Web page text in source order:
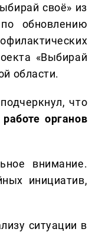
своё» из
обновлению
«Выбирай
области.
что
органов
внимание.
инициатив,
ситуации в